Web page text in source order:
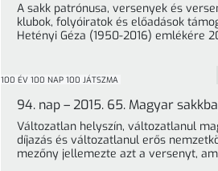
A sakk patrónusa, versenyek és
klubok, folyóiratok és előadások
Hetényi Géza (1950-2016) emlékére
100 ÉV 100 NAP 100 JÁTSZMA
94. nap – 2015. 65. Magyar
Változatlan helyszín, változatlanul
díjazás és változatlanul erős
mezőny jellemezte azt a versenyt,